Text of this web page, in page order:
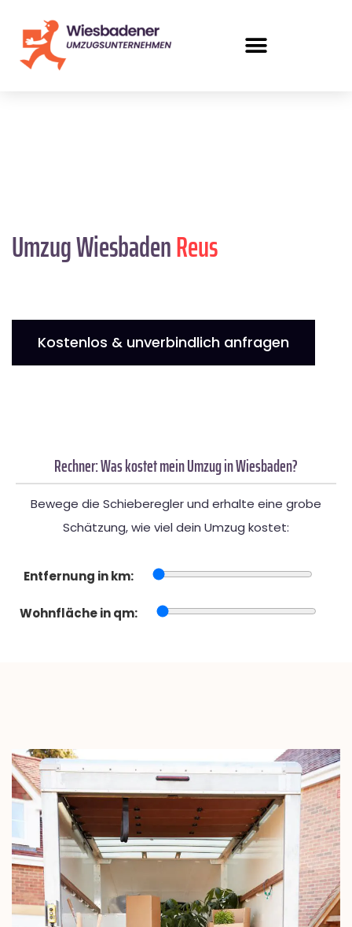
Umzug WiesbadenReus
Kostenlos & unverbindlich anfragen
Rechner: Was kostet mein Umzug in Wiesbaden?
Bewege die Schieberegler und erhalte eine grobe
Schätzung, wie viel dein Umzug kostet:
Entfernung in km:
Wohnfläche in qm: